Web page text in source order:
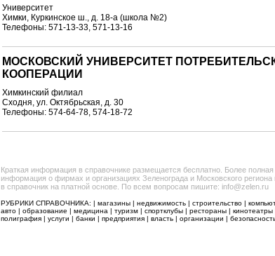
Университет
Химки, Куркинское ш., д. 18-а (школа №2)
Телефоны: 571-13-33, 571-13-16
МОСКОВСКИЙ УНИВЕРСИТЕТ
КООПЕРАЦИИ
Химкинский филиал
Сходня, ул. Октябрьская, д. 30
Телефоны: 574-64-78, 574-18-72
Краткая информация в справочнике размещается бесплатно. Более полная
информация о фирмах и организациях Зеленограда и Московского региона
в справочник на платной основе. По всем вопросам пишите: info@zelen.ru
РУБРИКИ СПРАВОЧНИКА: | магазины недвижимость строительство
авто
образование медицина туризм спортклубы рестораны кинотеатры
полиграфия
услуги банки предприятия власть организации